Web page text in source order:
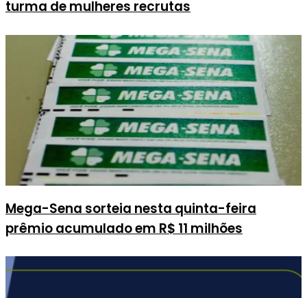
turma de mulheres recrutas
Mega-Sena sorteia nesta quinta-feira
prêmio acumulado em R$ 11 milhões